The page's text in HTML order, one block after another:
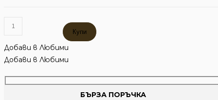
количество
СПЕКТРУМ
ПОЙНТЕР
Купи
Добави в Любими
Добави в Любими
БЪРЗА ПОРЪЧКА